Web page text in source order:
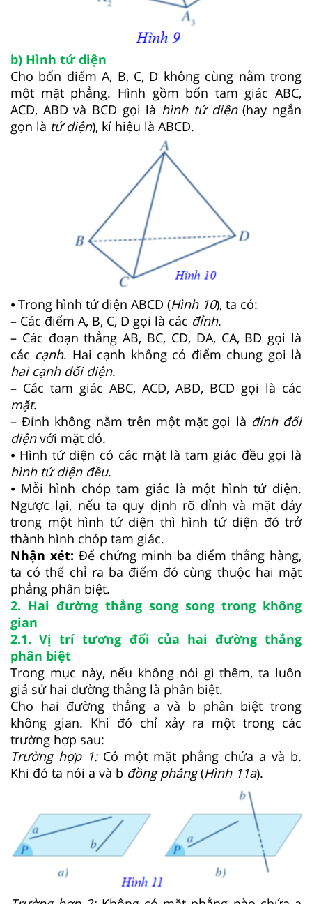
b) Hình tứ diện
Cho bốn điểm A, B, C, D không cùng nằm trong
một mặt phẳng. Hình gồm bốn tam giác ABC,
ACD, ABD và BCD gọi là hình tứ diện(hay ngắn
gọn là tứ diện), kí hiệu là ABCD.
⦁ Trong hình tứ diện ABCD (Hình 10), ta có:
– Các điểm A, B, C, D gọi là các đỉnh.
– Các đoạn thẳng AB, BC, CD, DA, CA, BD gọi là
các cạnh. Hai cạnh không có điểm chung gọi là
hai cạnh đối diện.
– Các tam giác ABC, ACD, ABD, BCD gọi là các
mặt.
– Đỉnh không nằm trên một mặt gọi là đỉnh đối
diệnvới mặt đó.
⦁ Hình tứ diện có các mặt là tam giác đều gọi là
hình tứ diện đều.
⦁ Mỗi hình chóp tam giác là một hình tứ diện.
Ngược lại, nếu ta quy định rõ đỉnh và mặt đáy
trong một hình tứ diện thì hình tứ diện đó trở
thành hình chóp tam giác.
Nhận xét: Để chứng minh ba điểm thẳng hàng,
ta có thể chỉ ra ba điểm đó cùng thuộc hai mặt
phẳng phân biệt.
2. Hai đường thẳng song song trong không
gian
2.1. Vị trí tương đối của hai đường thẳng
phân biệt
Trong mục này, nếu không nói gì thêm, ta luôn
giả sử hai đường thẳng là phân biệt.
Cho hai đường thẳng a và b phân biệt trong
không gian. Khi đó chỉ xảy ra một trong các
trường hợp sau:
Trường hợp 1:Có một mặt phẳng chứa a và b.
Khi đó ta nói a và b đồng phẳng(Hình 11a).